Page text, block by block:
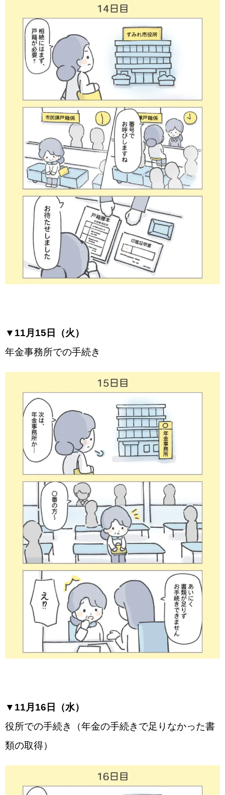
▼11月15日（火）
年金事務所での手続き
▼11月16日（水）
役所での手続き（年金の手続きで足りなかった書
類の取得）